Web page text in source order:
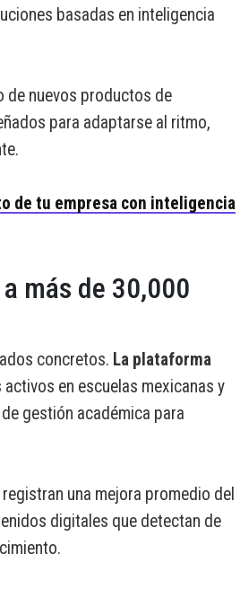
basadas en inteligencia
de nuevos productos de
para adaptarse al ritmo,
de tu empresa con inteligencia
más de 30,000
concretos. La plataforma
en escuelas mexicanas y
gestión académica para
una mejora promedio del
digitales que detectan de